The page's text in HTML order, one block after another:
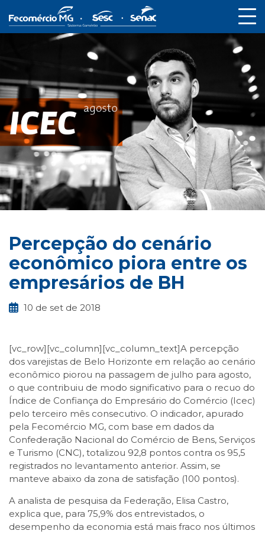
Percepção do cenário
econômico piora entre os
empresários de BH
10 de set de 2018
[vc_row][vc_column][vc_column_text]A percepção
dos varejistas de Belo Horizonte em relação ao cenário
econômico piorou na passagem de julho para agosto,
o que contribuiu de modo significativo para o recuo do
Índice de Confiança do Empresário do Comércio (Icec)
pelo terceiro mês consecutivo. O indicador, apurado
pela Fecomércio MG, com base em dados da
Confederação Nacional do Comércio de Bens, Serviços
e Turismo (CNC), totalizou 92,8 pontos contra os 95,5
registrados no levantamento anterior. Assim, se
manteve abaixo da zona de satisfação (100 pontos).
A analista de pesquisa da Federação, Elisa Castro,
explica que, para 75,9% dos entrevistados, o
desempenho da economia está mais fraco nos últimos